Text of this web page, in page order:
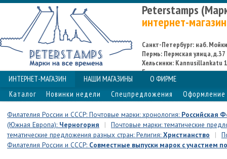
Peterstamps
интернет-магазин
Санкт-Петербург: наб.
Пермь: Пермская улица, д.37
Хельсинки: Kannusillankatu
Espoo
ИНТЕРНЕТ-МАГАЗИН НАШИ МАГАЗИНЫ
О ФИРМЕ
Каталог
Новинки недели Спецпредложения Оформление
Филателия России и СССР: Почтовые марки: хронология: Российская
(Южная Европа): Черногория |
Почтовые марки: тематические
тематические предложения разных стран: Религия: Христианство |
Филателия России и СССР: Совместные выпуски марок с участием